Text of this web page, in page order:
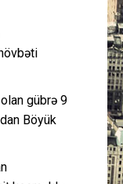
gübrə 9
Böyük